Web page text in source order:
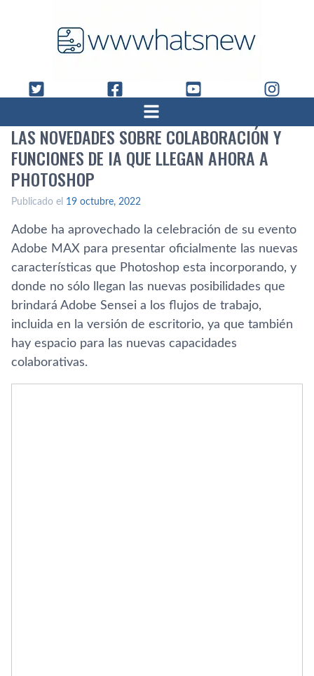
LAS NOVEDADES SOBRE COLABORACIÓN Y
FUNCIONES DE IA QUE LLEGAN AHORA A
PHOTOSHOP
Publicado el 19 octubre, 2022
Adobe ha aprovechado la celebración de su evento
Adobe MAX para presentar oficialmente las nuevas
características que Photoshop esta incorporando, y
donde no sólo llegan las nuevas posibilidades que
brindará Adobe Sensei a los flujos de trabajo,
incluida en la versión de escritorio, ya que también
hay espacio para las nuevas capacidades
colaborativas.